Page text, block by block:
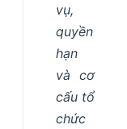
window
window
vụ,
quyền
hạn
và cơ
cấu tổ
chức